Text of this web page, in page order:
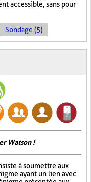
accessible, sans pour
Sondage (5)
Watson !
à soumettre aux
ayant un lien avec